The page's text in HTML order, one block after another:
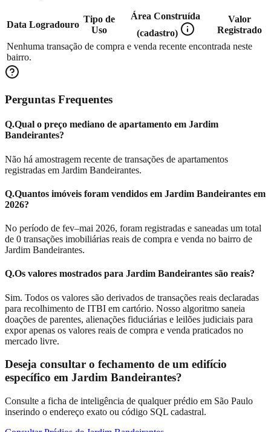
Data Logradouro
Tipo de
Uso
Área Construída
(cadastro)
Valor
Registrado
Nenhuma transação de compra e venda recente encontrada neste
bairro.
Perguntas Frequentes
Q.Qual o preço mediano de apartamento em Jardim
Bandeirantes?
Não há amostragem recente de transações de apartamentos
registradas em Jardim Bandeirantes.
Q.Quantos imóveis foram vendidos em Jardim Bandeirantes em
2026?
No período de fev–mai 2026, foram registradas e saneadas um total
de 0 transações imobiliárias reais de compra e venda no bairro de
Jardim Bandeirantes.
Q.Os valores mostrados para Jardim Bandeirantes são reais?
Sim. Todos os valores são derivados de transações reais declaradas
para recolhimento de ITBI em cartório. Nosso algoritmo saneia
doações de parentes, alienações fiduciárias e leilões judiciais para
expor apenas os valores reais de compra e venda praticados no
mercado livre.
Deseja consultar o fechamento de um edifício
específico em Jardim Bandeirantes?
Consulte a ficha de inteligência de qualquer prédio em São Paulo
inserindo o endereço exato ou código SQL cadastral.